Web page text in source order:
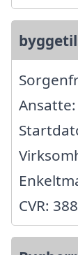
Ansatte:
CVR: